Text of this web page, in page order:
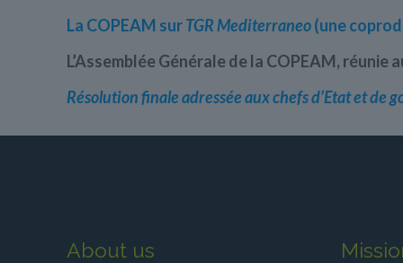
La COPEAM surTGR Mediterraneo(une
L’Assemblée Générale de la COPEAM,
Résolution finale adressée aux chefs d’Etat et
About us